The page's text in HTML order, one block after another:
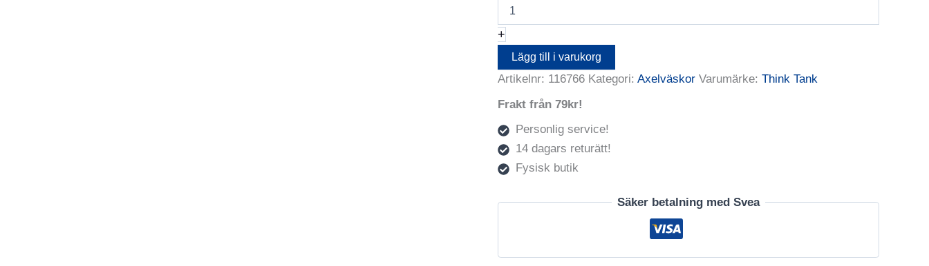
Retrospective
10
V2.0,
Black
mängd
+
Lägg till i varukorg
Artikelnr: 116766 Kategori: Axelväskor Varumärke: Think Tank
Frakt från 79kr!
Personlig service!
14 dagars returätt!
Fysisk butik
Säker betalning med Svea